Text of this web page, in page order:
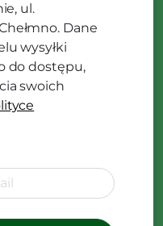
ul.
Dane
wysyłki
do dostępu,
swoich